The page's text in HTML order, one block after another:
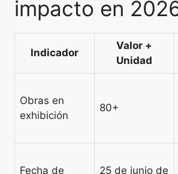
impacto en
Indicador
Valor +
Unidad
Obras en
exhibición
80+
Fecha de
25 de junio de